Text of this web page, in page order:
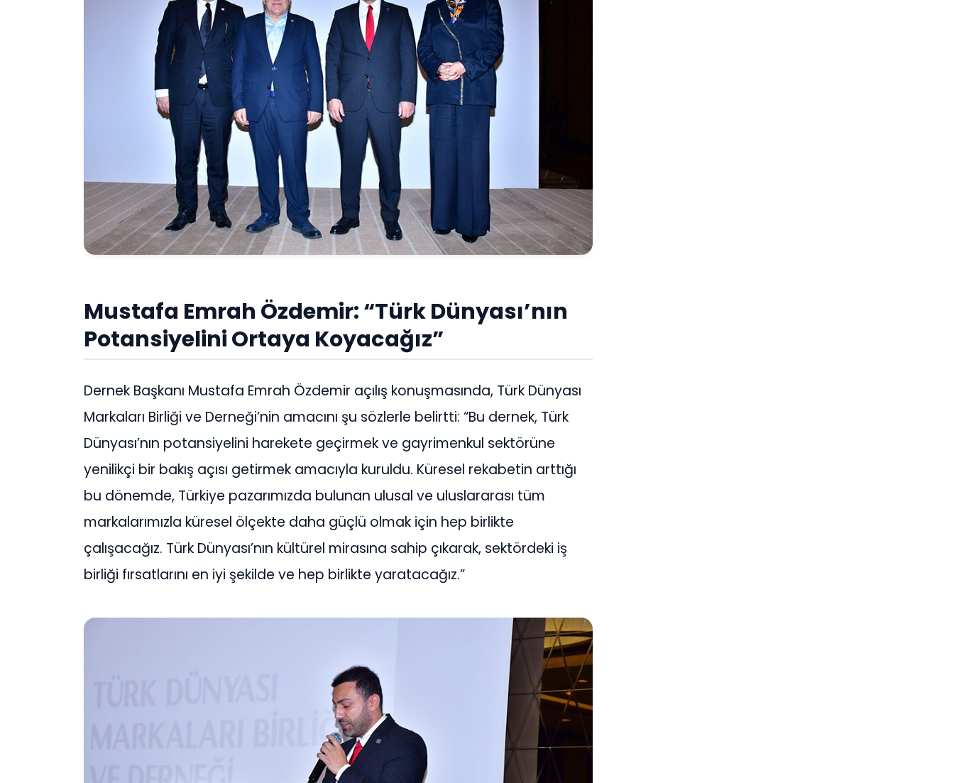
Mustafa Emrah Özdemir: “Türk Dünyası’nın
Potansiyelini Ortaya Koyacağız”
Dernek Başkanı Mustafa Emrah Özdemir açılış konuşmasında, Türk Dünyası
Markaları Birliği ve Derneği’nin amacını şu sözlerle belirtti: “Bu dernek, Türk
Dünyası’nın potansiyelini harekete geçirmek ve gayrimenkul sektörüne
yenilikçi bir bakış açısı getirmek amacıyla kuruldu. Küresel rekabetin arttığı
bu dönemde, Türkiye pazarımızda bulunan ulusal ve uluslararası tüm
markalarımızla küresel ölçekte daha güçlü olmak için hep birlikte
çalışacağız. Türk Dünyası’nın kültürel mirasına sahip çıkarak, sektördeki iş
birliği fırsatlarını en iyi şekilde ve hep birlikte yaratacağız.”